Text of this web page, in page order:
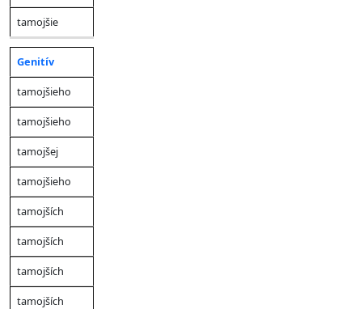
tamojšie
Genitív
tamojšieho
tamojšieho
tamojšej
tamojšieho
tamojších
tamojších
tamojších
tamojších